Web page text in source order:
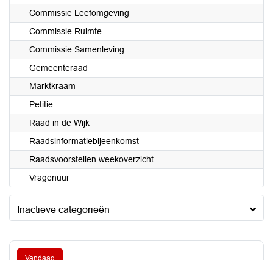
Commissie Leefomgeving
Commissie Ruimte
Commissie Samenleving
Gemeenteraad
Marktkraam
Petitie
Raad in de Wijk
Raadsinformatiebijeenkomst
Raadsvoorstellen weekoverzicht
Vragenuur
Inactieve categorieën
Vandaag